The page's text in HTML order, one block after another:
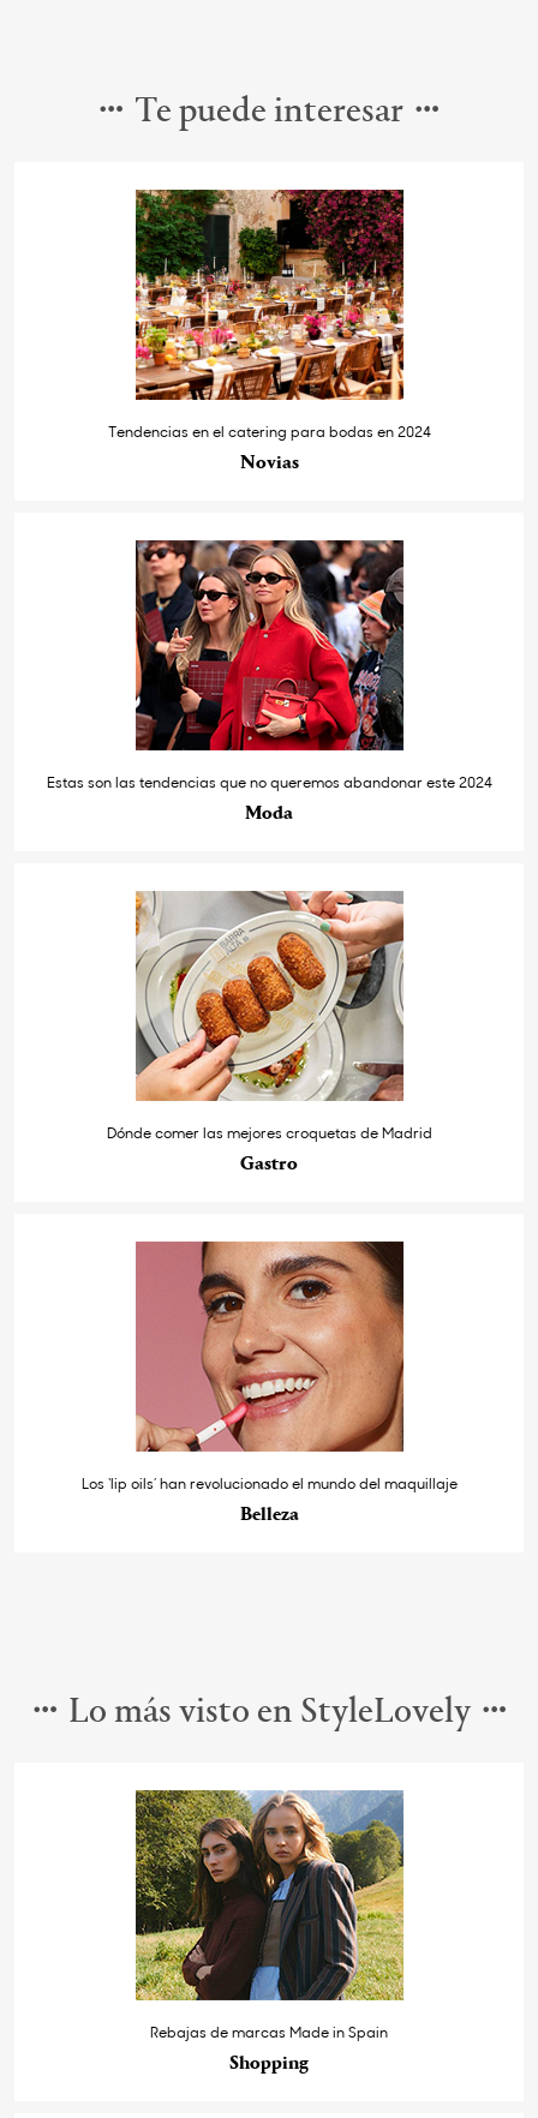
Te puede interesar
Tendencias en el catering para bodas en 2024
Novias
Estas son las tendencias que no queremos abandonar este 2024
Moda
Dónde comer las mejores croquetas de Madrid
Gastro
Los ‘lip oils’ han revolucionado el mundo del maquillaje
Belleza
Lo más visto en StyleLovely
Rebajas de marcas Made in Spain
Shopping